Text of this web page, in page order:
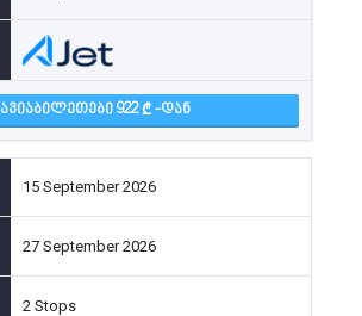
ᲐᲕᲘᲐᲑᲘᲚᲔᲗᲔᲑᲘ 922 -ᲓᲐᲜ
15 September 2026
27 September 2026
2 Stops